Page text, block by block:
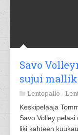
Savo
sujui
Lentopallo -
Keskipelaaja
Savo Volley
liki kahteen